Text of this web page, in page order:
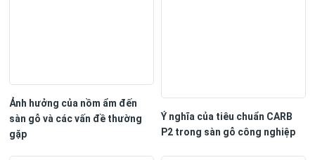
Ảnh hưởng của nồm ẩm đến
sàn gỗ và các vấn đề thường
gặp
Ý nghĩa của tiêu chuẩn CARB
P2 trong sàn gỗ công nghiệp